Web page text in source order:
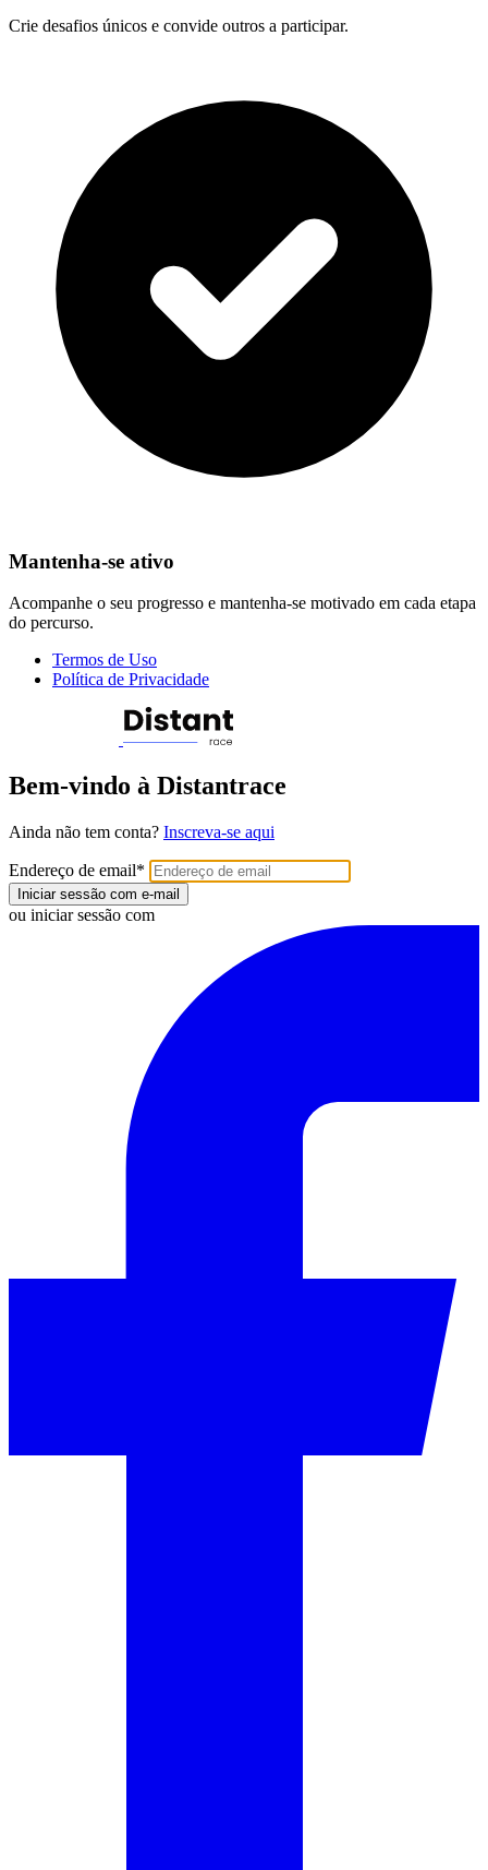
Crie desafios únicos e convide outros a participar.
Mantenha-se ativo
Acompanhe o seu progresso e mantenha-se motivado em cada etapa
do percurso.
Termos de Uso
Política de Privacidade
Bem-vindo à Distantrace
Ainda não tem conta? Inscreva-se aqui
Endereço de email*
Iniciar sessão com e-mail
ou iniciar sessão com